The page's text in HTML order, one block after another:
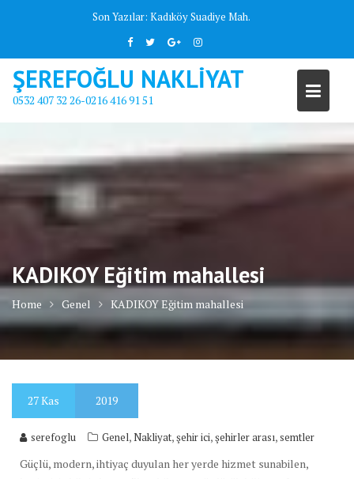
Son Yazılar: Kadıköy Suadiye Mah.
ŞEREFOĞLU NAKLİYAT
0532 407 32 26-0216 416 91 51
KADIKOY Eğitim mahallesi
Home Genel KADIKOY Eğitim mahallesi
27Kas 2019
serefoglu Genel,Nakliyat,şehir ici,şehirler arası,semtler
Güçlü, modern, ihtiyaç duyulan her yerde hizmet sunabilen,